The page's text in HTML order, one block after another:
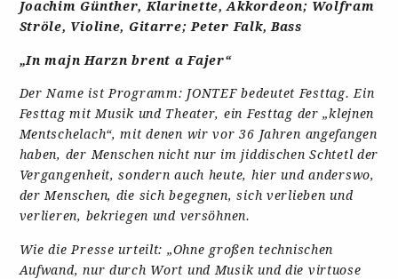
Joachim Günther, Klarinette, Akkordeon; Wolfram
Ströle, Violine, Gitarre; Peter Falk, Bass
„In majn Harzn brent a Fajer“
Der Name ist Programm: JONTEF bedeutet Festtag. Ein
Festtag mit Musik und Theater, ein Festtag der „klejnen
Mentschelach“, mit denen wir vor 36 Jahren angefangen
haben, der Menschen nicht nur im jiddischen Schtetl der
Vergangenheit, sondern auch heute, hier und anderswo,
der Menschen, die sich begegnen, sich verlieben und
verlieren, bekriegen und versöhnen.
Wie die Presse urteilt: „Ohne großen technischen
Aufwand, nur durch Wort und Musik und die virtuose